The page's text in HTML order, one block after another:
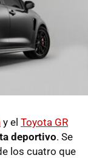
y el Toyota GR
deportivo. Se
los cuatro que